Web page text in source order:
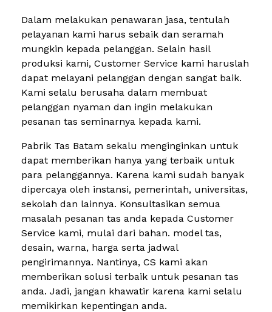
Dalam melakukan penawaran jasa, tentulah
pelayanan kami harus sebaik dan seramah
mungkin kepada pelanggan. Selain hasil
produksi kami, Customer Service kami haruslah
dapat melayani pelanggan dengan sangat baik.
Kami selalu berusaha dalam membuat
pelanggan nyaman dan ingin melakukan
pesanan tas seminarnya kepada kami.
Pabrik Tas Batam sekalu menginginkan untuk
dapat memberikan hanya yang terbaik untuk
para pelanggannya. Karena kami sudah banyak
dipercaya oleh instansi, pemerintah, universitas,
sekolah dan lainnya. Konsultasikan semua
masalah pesanan tas anda kepada Customer
Service kami, mulai dari bahan. model tas,
desain, warna, harga serta jadwal
pengirimannya. Nantinya, CS kami akan
memberikan solusi terbaik untuk pesanan tas
anda. Jadi, jangan khawatir karena kami selalu
memikirkan kepentingan anda.